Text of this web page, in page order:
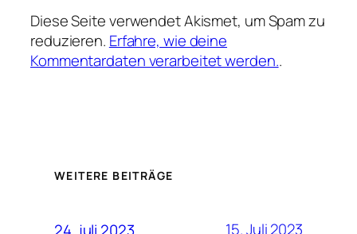
Diese Seite verwendet Akismet, um Spam zu
reduzieren. Erfahre, wie deine
Kommentardaten verarbeitet werden..
WEITERE BEITRÄGE
24. juli 2023. 15. Juli 2023